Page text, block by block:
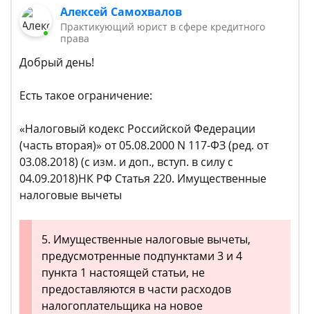
Алексей Самохвалов
Практикующий юрист в сфере кредитного
права
Добрый день!
Есть такое ограничение:
«Налоговый кодекс Российской Федерации
(часть вторая)» от 05.08.2000 N 117-ФЗ (ред. от
03.08.2018) (с изм. и доп., вступ. в силу с
04.09.2018)НК РФ Статья 220. Имущественные
налоговые вычеты
5. Имущественные налоговые вычеты,
предусмотренные подпунктами 3 и 4
пункта 1 настоящей статьи, не
предоставляются в части расходов
налогоплательщика на новое